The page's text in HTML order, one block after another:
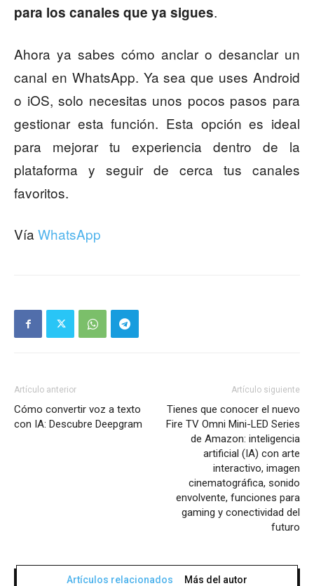
para los canales que ya sigues.
Ahora ya sabes cómo anclar o desanclar un
canal en WhatsApp. Ya sea que uses Android
o iOS, solo necesitas unos pocos pasos para
gestionar esta función. Esta opción es ideal
para mejorar tu experiencia dentro de la
plataforma y seguir de cerca tus canales
favoritos.
Vía WhatsApp
Artículo anterior
Cómo convertir voz a texto
con IA: Descubre Deepgram
Artículo siguiente
Tienes que conocer el nuevo
Fire TV Omni Mini-LED Series
de Amazon: inteligencia
artificial (IA) con arte
interactivo, imagen
cinematográfica, sonido
envolvente, funciones para
gaming y conectividad del
futuro
Artículos relacionados Más del autor